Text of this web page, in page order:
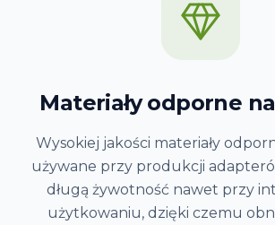
Materiały odporne
Wysokiej jakości materiały
używane przy produkcji
długą żywotność nawet przy
użytkowaniu, dzięki czemu